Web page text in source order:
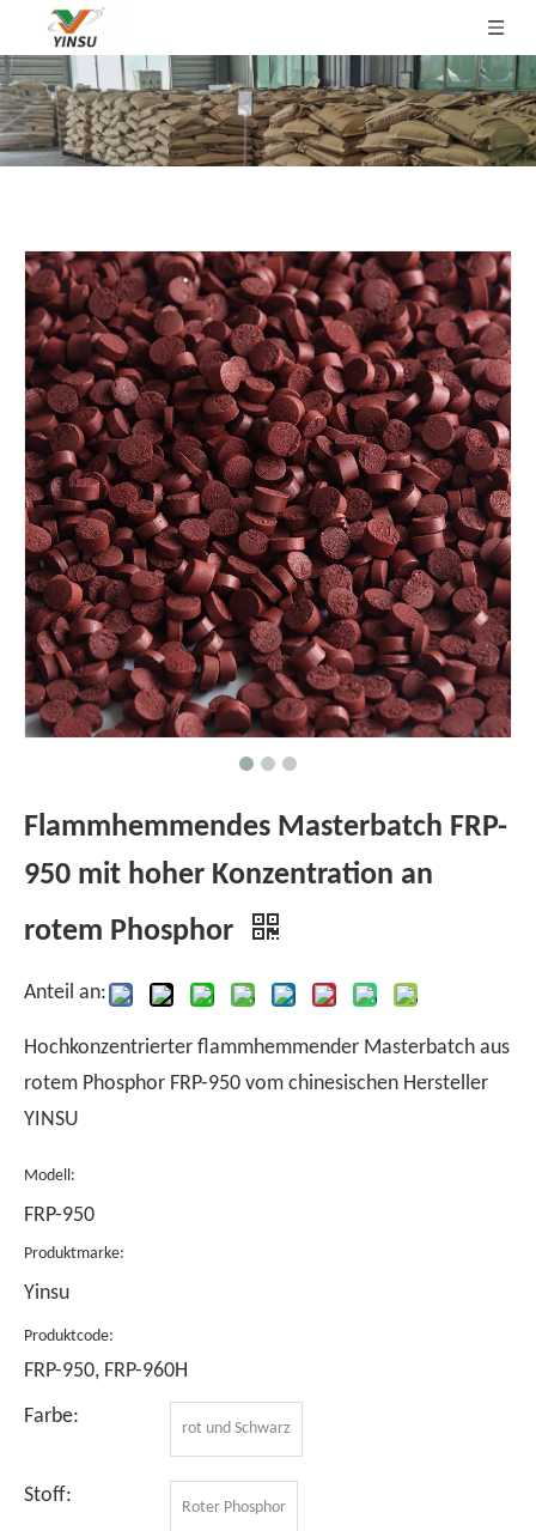
Flammhemmendes Masterbatch FRP-
950 mit hoher Konzentration an
rotem Phosphor
Anteil an:
Hochkonzentrierter flammhemmender Masterbatch aus
rotem Phosphor FRP-950 vom chinesischen Hersteller
YINSU
Modell:
FRP-950
Produktmarke:
Yinsu
Produktcode:
FRP-950, FRP-960H
Farbe:
rot und Schwarz
Stoff:
Roter Phosphor